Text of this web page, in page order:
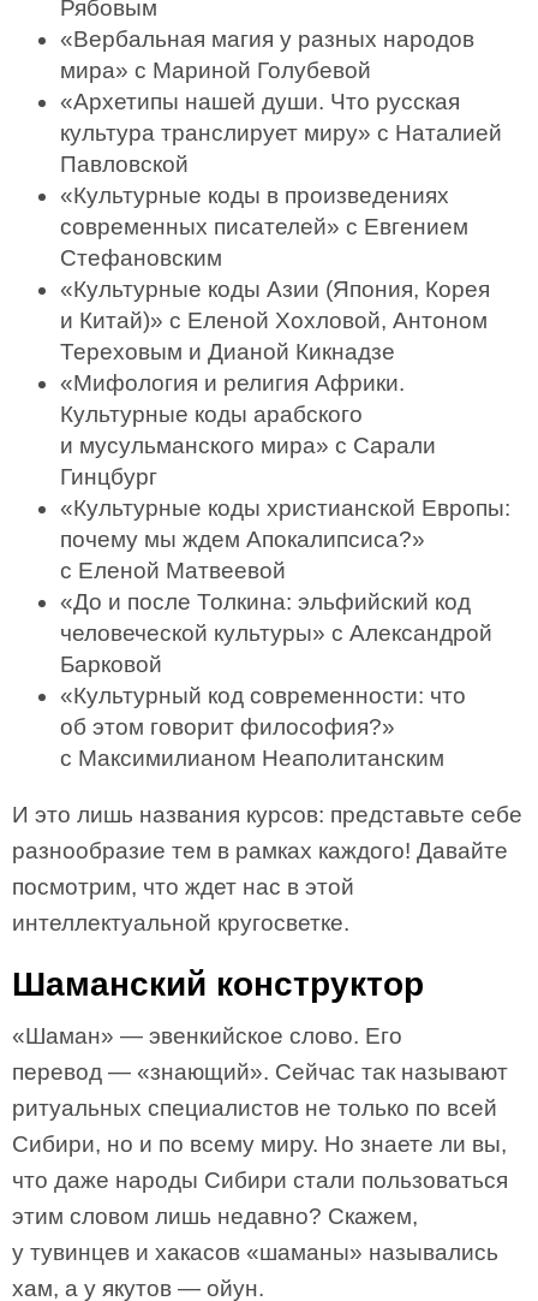
Рябовым
«Вербальная магия у разных народов
мира» с Мариной Голубевой
«Архетипы нашей души. Что русская
культура транслирует миру» с Наталией
Павловской
«Культурные коды в произведениях
современных писателей» с Евгением
Стефановским
«Культурные коды Азии (Япония, Корея
и Китай)» с Еленой Хохловой, Антоном
Тереховым и Дианой Кикнадзе
«Мифология и религия Африки.
Культурные коды арабского
и мусульманского мира» с Сарали
Гинцбург
«Культурные коды христианской Европы:
почему мы ждем Апокалипсиса?»
с Еленой Матвеевой
«До и после Толкина: эльфийский код
человеческой культуры» с Александрой
Барковой
«Культурный код современности: что
об этом говорит философия?»
с Максимилианом Неаполитанским
И это лишь названия курсов: представьте себе
разнообразие тем в рамках каждого! Давайте
посмотрим, что ждет нас в этой
интеллектуальной кругосветке.
Шаманский конструктор
«Шаман» — эвенкийское слово. Его
перевод — «знающий». Сейчас так называют
ритуальных специалистов не только по всей
Сибири, но и по всему миру. Но знаете ли вы,
что даже народы Сибири стали пользоваться
этим словом лишь недавно? Скажем,
у тувинцев и хакасов «шаманы» назывались
хам, а у якутов — ойун.